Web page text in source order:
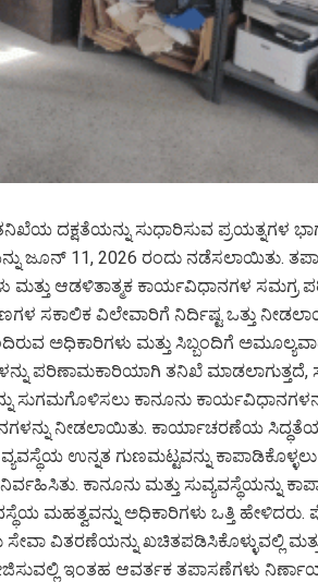
ದಕ್ಷತೆಯನ್ನು ಸುಧಾರಿಸುವ ಪ್ರಯತ್ನಗಳ
ಜೂನ್ 11, 2026 ರಂದು ನಡೆಸಲಾಯಿತು.
ಆಡಳಿತಾತ್ಮಕ ಕಾರ್ಯವಿಧಾನಗಳ ಸಮಗ್ರ
ಸಕಾಲಿಕ ವಿಲೇವಾರಿಗೆ ನಿರ್ದಿಷ್ಟ ಒತ್ತು
ಅಧಿಕಾರಿಗಳು ಮತ್ತು ಸಿಬ್ಬಂದಿಗೆ
ಪರಿಣಾಮಕಾರಿಯಾಗಿ ತನಿಖೆ ಮಾಡಲಾಗುತ್ತದೆ,
ಸುಗಮಗೊಳಿಸಲು ಕಾನೂನು
ನೀಡಲಾಯಿತು. ಕಾರ್ಯಾಚರಣೆಯ
ಉನ್ನತ ಗುಣಮಟ್ಟವನ್ನು
ಕಾನೂನು ಮತ್ತು ಸುವ್ಯವಸ್ಥೆಯನ್ನು
ಮಹತ್ವವನ್ನು ಅಧಿಕಾರಿಗಳು ಒತ್ತಿ ಹೇಳಿದರು.
ಸೇವಾ ವಿತರಣೆಯನ್ನು ಖಚಿತಪಡಿಸಿಕೊಳ್ಳುವಲ್ಲಿ
ಇಂತಹ ಆವರ್ತಕ ತಪಾಸಣೆಗಳು